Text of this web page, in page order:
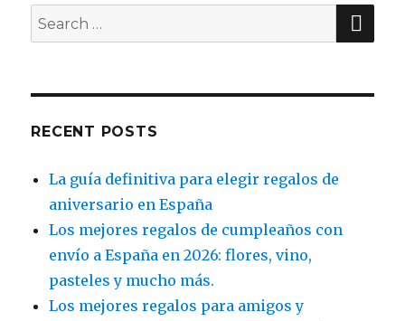
Search
for:
RECENT POSTS
La guía definitiva para elegir regalos de
aniversario en España
Los mejores regalos de cumpleaños con
envío a España en 2026: flores, vino,
pasteles y mucho más.
Los mejores regalos para amigos y